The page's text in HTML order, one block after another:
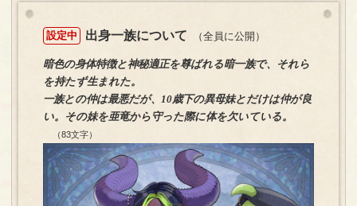
設定中 出身一族について （全員に公開）
暗色の身体特徴と神秘適正を尊ばれる暗一族で、それら
を持たず生まれた。
一族との仲は最悪だが、10歳下の異母妹とだけは仲が良
い。その妹を亜竜から守った際に体を欠いている。
（83文字）